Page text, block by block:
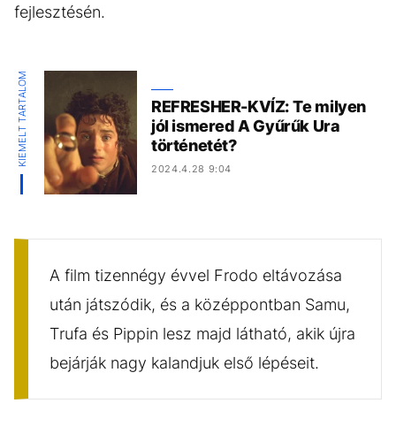
fejlesztésén.
KIEMELT TARTALOM
REFRESHER-KVÍZ: Te milyen
jól ismered A Gyűrűk Ura
történetét?
2024.4.28 9:04
A film tizennégy évvel Frodo eltávozása
után játszódik, és a középpontban Samu,
Trufa és Pippin lesz majd látható, akik újra
bejárják nagy kalandjuk első lépéseit.